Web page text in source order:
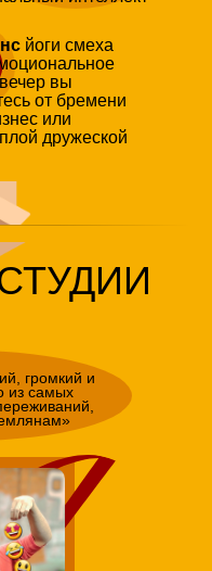
йоги смеха
вы
от бремени
или
дружеской
громкий и
из самых